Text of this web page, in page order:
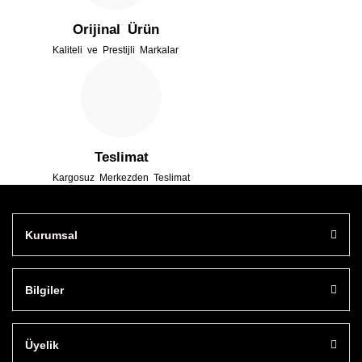
Orijinal Ürün
Kaliteli ve Prestijli Markalar
Teslimat
Kargosuz Merkezden Teslimat
Kurumsal
Bilgiler
Üyelik